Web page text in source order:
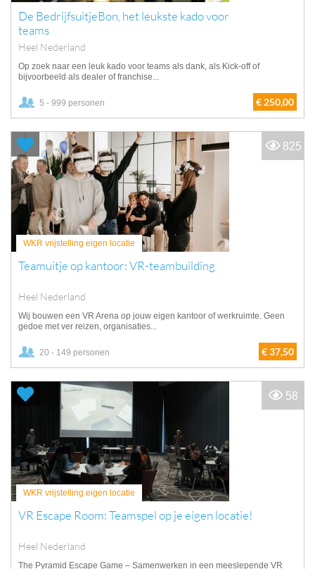
De BedrijfsuitjeBon, het leukste kado voor
teams
Heel Nederland
Op zoek naar een leuk kado voor teams als dank, als Kick-off of
bijvoorbeeld als dealer of franchise...
5 - 999 personen € 250,00
WKR vrijstelling eigen locatie
Teamuitje op kantoor: VR-teambuilding
Heel Nederland
Wij bouwen een VR Arena op jouw eigen kantoor of werkruimte. Geen
gedoe met ver reizen, organisaties...
20 - 149 personen € 37,50
825
WKR vrijstelling eigen locatie
VR Escape Room: Teamspel op je eigen locatie!
Heel Nederland
The Pyramid Escape Game – Samenwerken in een meeslepende VR
58